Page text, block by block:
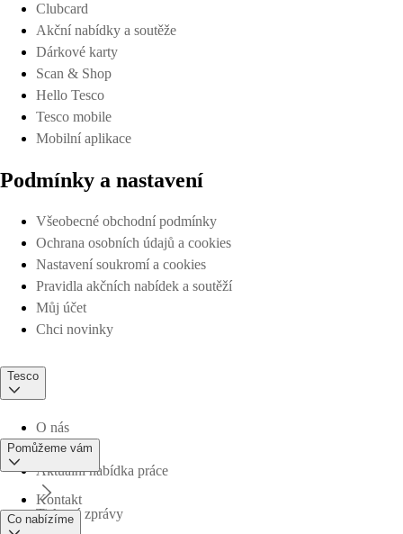
Clubcard
Akční nabídky a soutěže
Dárkové karty
Scan & Shop
Hello Tesco
Tesco mobile
Mobilní aplikace
Podmínky a nastavení
Všeobecné obchodní podmínky
Ochrana osobních údajů a cookies
Nastavení soukromí a cookies
Pravidla akčních nabídek a soutěží
Můj účet
Chci novinky
Tesco
O nás
Aktuální nabídka práce
Tiskové zprávy
Pomůžeme vám
Kontakt
Co nabízíme